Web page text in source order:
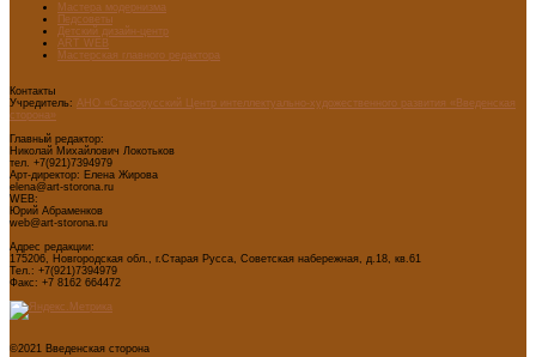
Мастера модернизма
Педсоветы
Детский дизайн-центр
ART WEB
Мастерская главного редактора
Контакты
Учредитель: АНО «Старорусский Центр интеллектуально-художественного развития «Введенская
сторона»
Главный редактор:
Николай Михайлович Локотьков
тел. +7(921)7394979
Арт-директор: Елена Жирова
elena@art-storona.ru
WEB:
Юрий Абраменков
web@art-storona.ru
Адрес редакции:
175206, Новгородская обл., г.Старая Русса, Советская набережная, д.18, кв.61
Тел.: +7(921)7394979
Факс: +7 8162 664472
©2021 Введенская сторона